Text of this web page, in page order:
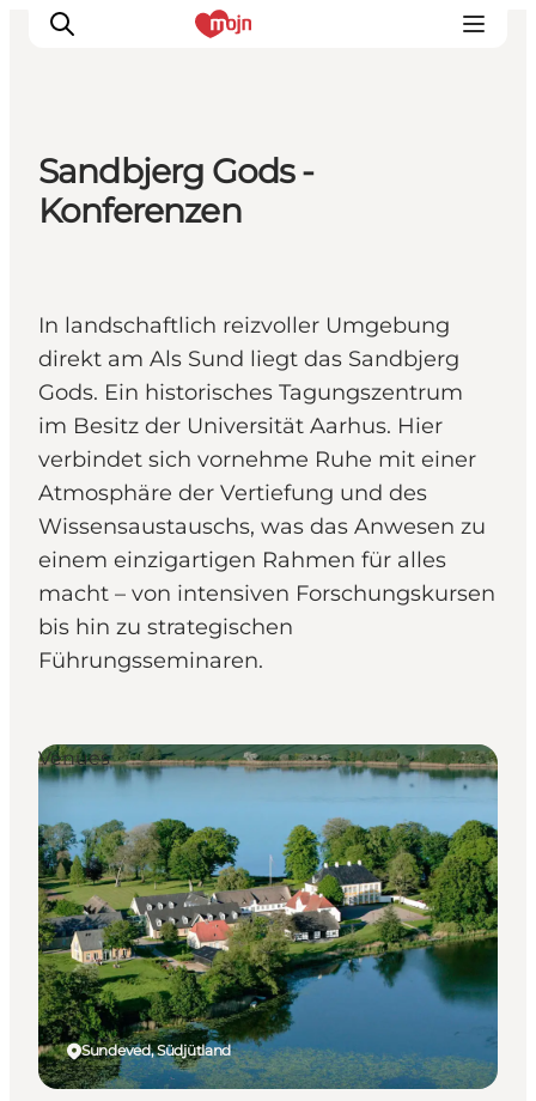
Erlebnisse
Plane deine Reise
Booking
Sandbjerg Gods -
Konferenzen
In landschaftlich reizvoller Umgebung
direkt am Als Sund liegt das Sandbjerg
Gods. Ein historisches Tagungszentrum
im Besitz der Universität Aarhus. Hier
verbindet sich vornehme Ruhe mit einer
Atmosphäre der Vertiefung und des
Wissensaustauschs, was das Anwesen zu
einem einzigartigen Rahmen für alles
macht – von intensiven Forschungskursen
bis hin zu strategischen
Führungsseminaren.
Sundeved, Südjütland
Venues